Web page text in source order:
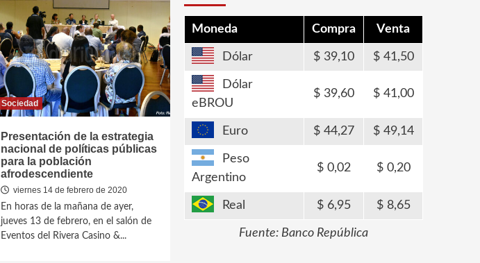
Sociedad
Presentación de la estrategia
nacional de políticas públicas
para la población
afrodescendiente
viernes 14 de febrero de 2020
En horas de la mañana de ayer,
jueves 13 de febrero, en el salón de
Eventos del Rivera Casino &...
Moneda Compra Venta
Dólar 39,10 41,50
Dólar
eBROU
39,60 41,00
Euro 44,27 49,14
Peso
Argentino
0,02 0,20
Real 6,95 8,65
Fuente: Banco República